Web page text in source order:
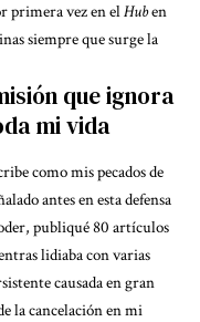
primera vez en elHuben
siempre que surge la
que ignora
mi vida
como mis pecados de
antes en esta defensa
publiqué 80 artículos
lidiaba con varias
causada en gran
la cancelación en mi